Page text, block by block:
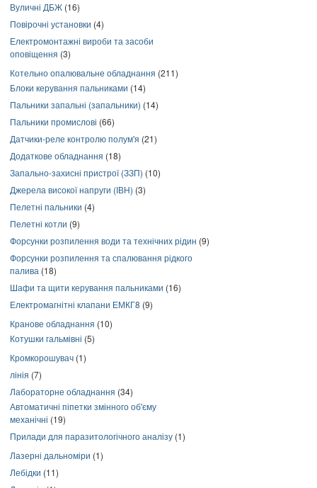
Вуличні ДБЖ (16)
Повірочні установки (4)
Електромонтажні вироби та засоби
оповіщення (3)
Котельно опалювальне обладнання (211)
Блоки керування пальниками (14)
Пальники запальні (запальники) (14)
Пальники промислові (66)
Датчики-реле контролю полум'я (21)
Додаткове обладнання (18)
Запально-захисні пристрої (ЗЗП) (10)
Джерела високої напруги (ІВН) (3)
Пелетні пальники (4)
Пелетні котли (9)
Форсунки розпилення води та технічних рідин (9)
Форсунки розпилення та спалювання рідкого
палива (18)
Шафи та щити керування пальниками (16)
Електромагнітні клапани ЕМКГ8 (9)
Кранове обладнання (10)
Котушки гальмівні (5)
Кромкорошувач (1)
лінія (7)
Лабораторне обладнання (34)
Автоматичні піпетки змінного об'єму
механічні (19)
Прилади для паразитологічного аналізу (1)
Лазерні дальноміри (1)
Лебідки (11)